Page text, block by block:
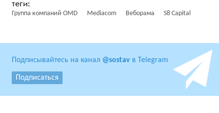
Группа компаний OMD Mediacom Веборама S8 Capital
Подписывайтесь на канал @sostav в Telegram
Подписаться